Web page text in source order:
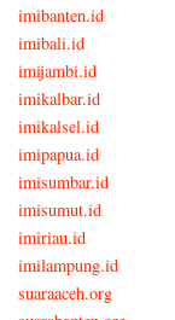
imibanten.id
imibali.id
imijambi.id
imikalbar.id
imikalsel.id
imipapua.id
imisumbar.id
imisumut.id
imiriau.id
imilampung.id
suaraaceh.org